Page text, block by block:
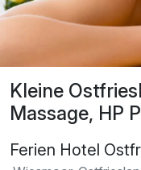
Kleine
Massage, HP
Ferien Hotel